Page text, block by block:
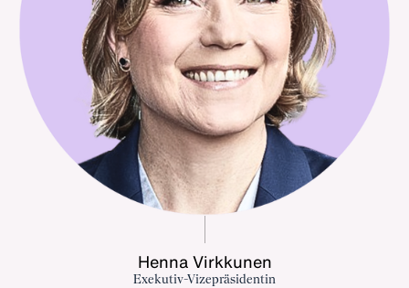
Henna Virkkunen
Exekutiv-Vizepräsidentin